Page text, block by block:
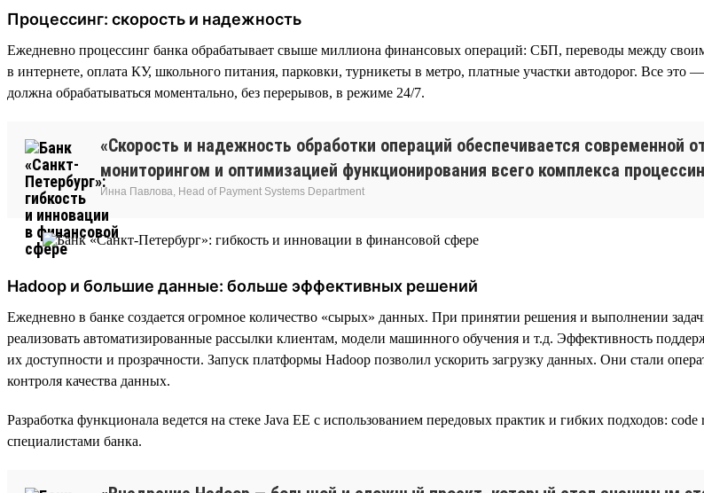
Процессинг: скорость и надежность
Ежедневно процессинг банка обрабатывает свыше миллиона финансовых операций: СБП, переводы между
в интернете, оплата КУ, школьного питания, парковки, турникеты в метро, платные участки автодорог. Все
должна обрабатываться моментально, без перерывов, в режиме 24/7.
«Скорость и надежность обработки операций обеспечивается современной
мониторингом и оптимизацией функционирования всего комплекса
Инна Павлова, Head of Payment Systems Department
Hadoop и большие данные: больше эффективных решений
Ежедневно в банке создается огромное количество «сырых» данных. При принятии решения и выполнении
реализовать автоматизированные рассылки клиентам, модели машинного обучения и т.д. Эффективность
их доступности и прозрачности. Запуск платформы Hadoop позволил ускорить загрузку данных. Они стали
контроля качества данных.
Разработка функционала ведется на стеке Java EE с использованием передовых практик и гибких подходов:
специалистами банка.